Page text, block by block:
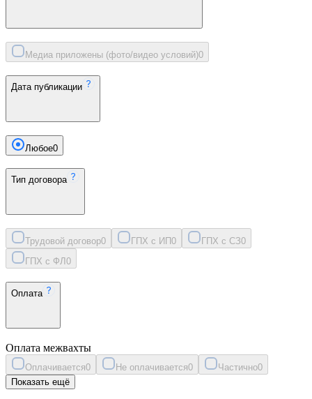
Медиа приложены (фото/видео условий)0
Дата публикации
Любое0
Тип договора
Трудовой договор0 ГПХ с ИП0 ГПХ с СЗ0
ГПХ с ФЛ 0
Оплата
Оплата межвахты
Оплачивается0 Не оплачивается0 Частично0
Показать ещё